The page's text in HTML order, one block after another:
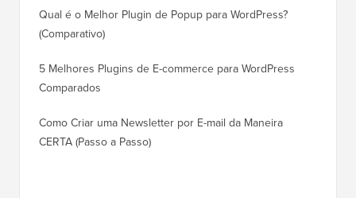
Qual é o Melhor Plugin de Popup para WordPress?
(Comparativo)
5 Melhores Plugins de E-commerce para WordPress
Comparados
Como Criar uma Newsletter por E-mail da Maneira
CERTA (Passo a Passo)